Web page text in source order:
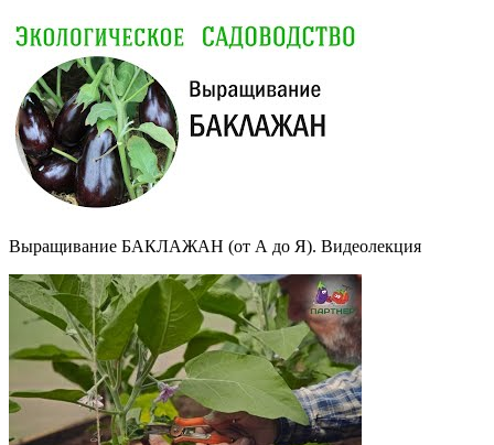
Выращивание БАКЛАЖАН (от А до Я). Видеолекция